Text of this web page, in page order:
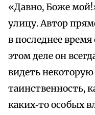
«Давно, Боже
улицу. Автор
в последнее
этом деле он
видеть
таинственность,
каких‑то особых